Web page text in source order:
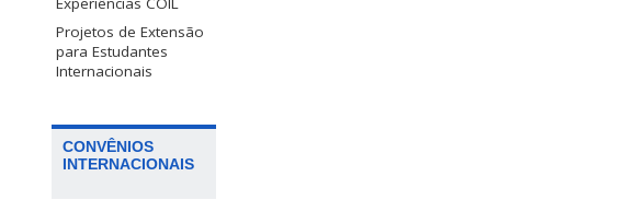
Projetos de Extensão
para Estudantes
Internacionais
CONVÊNIOS
INTERNACIONAIS